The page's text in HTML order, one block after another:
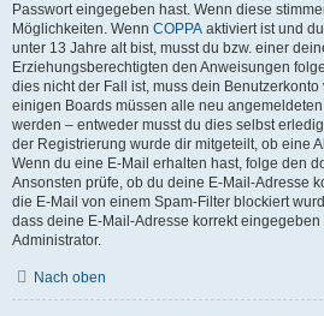
Passwort eingegeben hast. Wenn diese
Möglichkeiten. Wenn COPPA aktiviert ist und
unter 13 Jahre alt bist, musst du bzw. einer
Erziehungsberechtigten den Anweisungen
dies nicht der Fall ist, muss dein
einigen Boards müssen alle neu
werden – entweder musst du dies selbst
der Registrierung wurde dir mitgeteilt, ob eine
Wenn du eine E-Mail erhalten hast, folge den
Ansonsten prüfe, ob du deine E-Mail-Adresse
die E-Mail von einem Spam-Filter blockiert
dass deine E-Mail-Adresse korrekt
Administrator.
Nach oben